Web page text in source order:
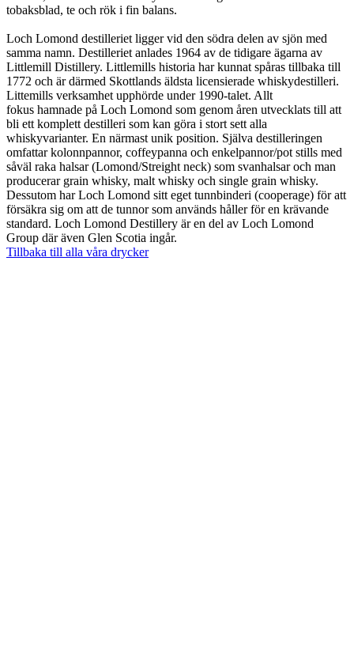
tobaksblad, te och rök i fin balans.
Loch Lomond destilleriet ligger vid den södra delen av sjön med
samma namn. Destilleriet anlades 1964 av de tidigare ägarna av
Littlemill Distillery. Littlemills historia har kunnat spåras tillbaka till
1772 och är därmed Skottlands äldsta licensierade whiskydestilleri.
Littemills verksamhet upphörde under 1990-talet. Allt
fokus hamnade på Loch Lomond som genom åren utvecklats till att
bli ett komplett destilleri som kan göra i stort sett alla
whiskyvarianter. En närmast unik position. Själva destilleringen
omfattar kolonnpannor, coffeypanna och enkelpannor/pot stills med
såväl raka halsar (Lomond/Streight neck) som svanhalsar och man
producerar grain whisky, malt whisky och single grain whisky.
Dessutom har Loch Lomond sitt eget tunnbinderi (cooperage) för att
försäkra sig om att de tunnor som används håller för en krävande
standard. Loch Lomond Destillery är en del av Loch Lomond
Group där även Glen Scotia ingår.
Tillbaka till alla våra drycker